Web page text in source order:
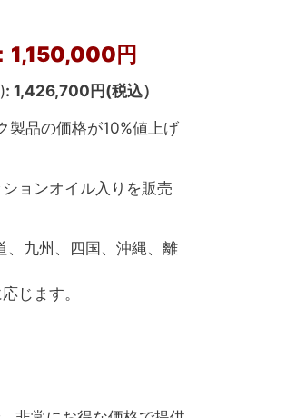
1,150,000円
: 1,426,700円(税込）
製品の価格が10%値上げ
ョンオイル入りを販売
、九州、四国、沖縄、離
じます。